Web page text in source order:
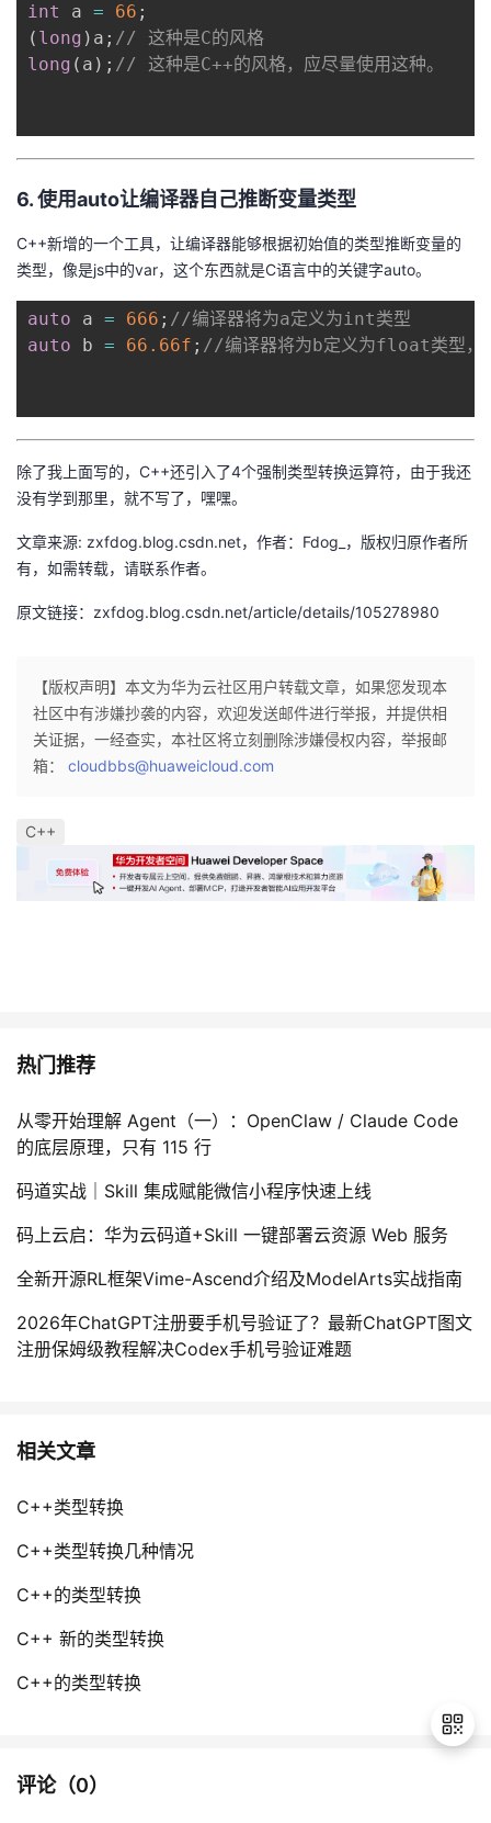
int a = 66 ;
( long ) a ; // 这种是C的风格
long ( a ) ; // 这种是C++的风格，应尽量使用这种。
6. 使用auto让编译器自己推断变量类型
C++新增的一个工具，让编译器能够根据初始值的类型推断变量的
类型，像是js中的var，这个东西就是C语言中的关键字auto。
auto a = 666 ; //编译器将为a定义为int类型
auto b = 66.66f ; //编译器将为b定义为float类型，
除了我上面写的，C++还引入了4个强制类型转换运算符，由于我还
没有学到那里，就不写了，嘿嘿。
文章来源: zxfdog.blog.csdn.net，作者：Fdog_，版权归原作者所
有，如需转载，请联系作者。
原文链接：zxfdog.blog.csdn.net/article/details/105278980
【版权声明】本文为华为云社区用户转载文章，如果您发现本
社区中有涉嫌抄袭的内容，欢迎发送邮件进行举报，并提供相
关证据，一经查实，本社区将立刻删除涉嫌侵权内容，举报邮
箱： cloudbbs@huaweicloud.com
C++
热门推荐
从零开始理解 Agent（一）：OpenClaw / Claude Code
的底层原理，只有 115 行
码道实战｜Skill 集成赋能微信小程序快速上线
码上云启：华为云码道+Skill 一键部署云资源 Web 服务
全新开源RL框架Vime-Ascend介绍及ModelArts实战指南
2026年ChatGPT注册要手机号验证了？最新ChatGPT图文
注册保姆级教程解决Codex手机号验证难题
相关文章
C++类型转换
C++类型转换几种情况
C++的类型转换
C++ 新的类型转换
C++的类型转换
评论（0）